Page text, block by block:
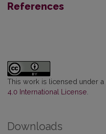
References
This work is licensed under a
4.0 International License
Downloads